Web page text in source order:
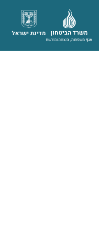
מדינת ישראל משרד הביטחון
אגף משפחות, הנצחה ומורשת